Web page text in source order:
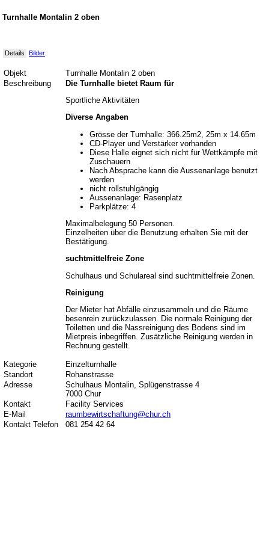
Turnhalle Montalin 2 oben
Details Bilder
Objekt
Turnhalle Montalin 2 oben
Beschreibung
Die Turnhalle bietet Raum für
Sportliche Aktivitäten
Diverse Angaben
Grösse der Turnhalle: 366.25m2, 25m x 14.65m
CD-Player und Verstärker vorhanden
Diese Halle eignet sich nicht für Wettkämpfe mit
Zuschauern
Nach Absprache kann die Aussenanlage benutzt
werden
nicht rollstuhlgängig
Aussenanlage: Rasenplatz
Parkplätze: 4
Maximalbelegung 50 Personen.
Einzelheiten über die Benutzung erhalten Sie mit der
Bestätigung.
suchtmittelfreie Zone
Schulhaus und Schulareal sind suchtmittelfreie Zonen.
Reinigung
Der Mieter hat Abfälle einzusammeln und die Räume
besenrein zurückzulassen. Die normale Reinigung der
Toiletten und die Nassreinigung des Bodens sind im
Mietpreis inbegriffen. Zusätzliche Reinigung werden in
Rechnung gestellt.
Kategorie
Einzelturnhalle
Standort
Rohanstrasse
Adresse
Schulhaus Montalin, Splügenstrasse 4
7000 Chur
Kontakt
Facility Services
E-Mail
raumbewirtschaftung@chur.ch
Kontakt Telefon
081 254 42 64